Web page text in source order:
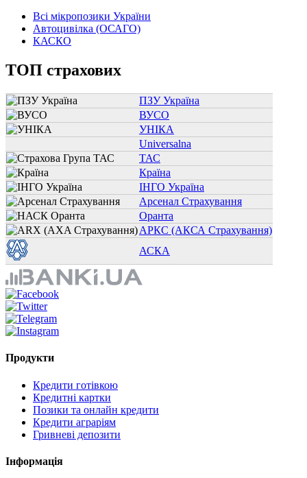
Всі мікропозики України
Автоцивілка (ОСАГО)
КАСКО
ТОП страхових
ПЗУ Україна
ВУСО
УНІКА
Universalna
ТАС
Країна
ІНГО Україна
Арсенал Страхування
Оранта
АРКС (АКСА Страхування)
АСКА
Продукти
Кредити готівкою
Кредитні картки
Позики та онлайн кредити
Кредити аграріям
Гривневі депозити
Інформація